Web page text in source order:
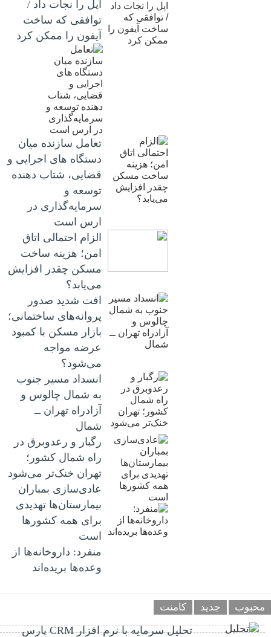
اپل را نجات داد /
توافقی که ساخت
آیفون را ممکن کرد
تعامل سازنده میان
دستگاه‌ های اجرایی و
قضایی، شتاب‌ دهنده
توسعه و
سرمایه‌گذاری در
ارس است
الزام احتمالی اتاق
امن؛ هزینه ساخت
مسکن چقدر افزایش
می‌یابد؟
افت شدید صدور
پروانه‌های ساختمانی؛
بازار مسکن با کمبود
عرضه مواجه
می‌شود؟
انسداد مسیر جنوب
به شمال چالوس و
آزادراه تهران ــ
شمال
رگبار و رعدوبرق در
راه شمال کشور؛
تهران خنک‌تر می‌شود
عادی‌سازی بمباران
بیمارستان‌ها تهدیدی
برای همه کشورها
است
منفرد: داروخانه‌ها از
وعده‌ها بریده‌اند
محبوب جدید کامنت
تحلیل سرمایه با نرم افزار CRM پارس